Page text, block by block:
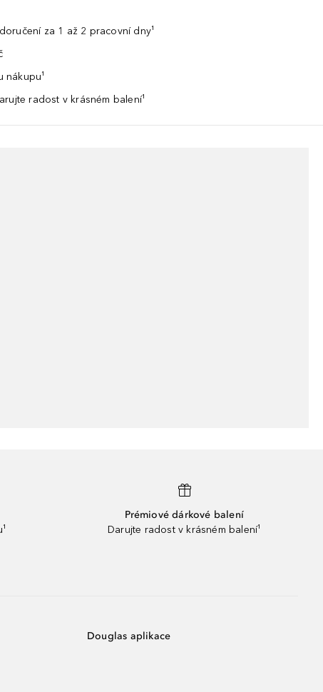
za 1 až 2 pracovní dny¹
nákupu¹
radost v krásném balení¹
Prémiové dárkové balení
Darujte radost v krásném balení¹
Douglas aplikace